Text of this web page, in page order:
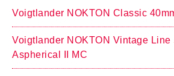
Voigtlander NOKTON Classic
Voigtlander NOKTON Vintage Line
Aspherical II MC